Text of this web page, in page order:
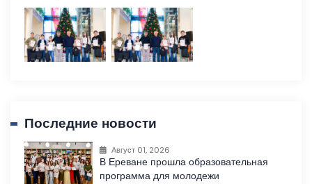
Последние новости
Август 01, 2026
В Ереване прошла образовательная
программа для молодежи